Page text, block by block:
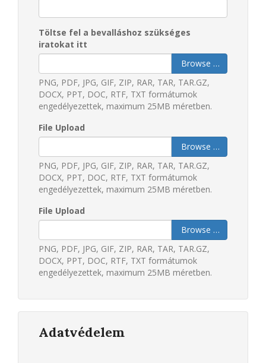
Töltse fel a bevalláshoz szükséges
iratokat itt
Browse …
PNG, PDF, JPG, GIF, ZIP, RAR, TAR, TAR.GZ,
DOCX, PPT, DOC, RTF, TXT formátumok
engedélyezettek, maximum 25MB méretben.
File Upload
Browse …
PNG, PDF, JPG, GIF, ZIP, RAR, TAR, TAR.GZ,
DOCX, PPT, DOC, RTF, TXT formátumok
engedélyezettek, maximum 25MB méretben.
File Upload
Browse …
PNG, PDF, JPG, GIF, ZIP, RAR, TAR, TAR.GZ,
DOCX, PPT, DOC, RTF, TXT formátumok
engedélyezettek, maximum 25MB méretben.
Adatvédelem